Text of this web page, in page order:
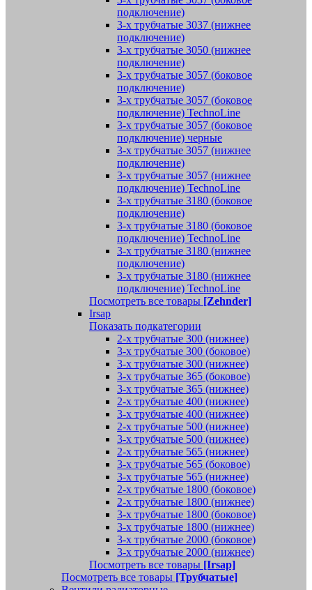
подключение)
3-х трубчатые 3037 (нижнее
подключение)
3-х трубчатые 3050 (нижнее
подключение)
3-х трубчатые 3057 (боковое
подключение)
3-х трубчатые 3057 (боковое
подключение) TechnoLine
3-х трубчатые 3057 (боковое
подключение) черные
3-х трубчатые 3057 (нижнее
подключение)
3-х трубчатые 3057 (нижнее
подключение) TechnoLine
3-х трубчатые 3180 (боковое
подключение)
3-х трубчатые 3180 (боковое
подключение) TechnoLine
3-х трубчатые 3180 (нижнее
подключение)
3-х трубчатые 3180 (нижнее
подключение) TechnoLine
Посмотреть все товары [Zehnder]
Irsap
Показать подкатегории
2-х трубчатые 300 (нижнее)
3-х трубчатые 300 (боковое)
3-х трубчатые 300 (нижнее)
3-х трубчатые 365 (боковое)
3-х трубчатые 365 (нижнее)
2-х трубчатые 400 (нижнее)
3-х трубчатые 400 (нижнее)
2-х трубчатые 500 (нижнее)
3-х трубчатые 500 (нижнее)
2-х трубчатые 565 (нижнее)
3-х трубчатые 565 (боковое)
3-х трубчатые 565 (нижнее)
2-х трубчатые 1800 (боковое)
2-х трубчатые 1800 (нижнее)
3-х трубчатые 1800 (боковое)
3-х трубчатые 1800 (нижнее)
3-х трубчатые 2000 (боковое)
3-х трубчатые 2000 (нижнее)
Посмотреть все товары [Irsap]
Посмотреть все товары [Трубчатые]